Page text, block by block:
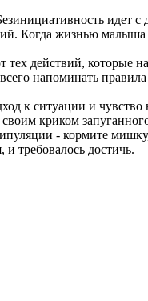
идет с
Когда жизнью
действий, которые
напоминать
к ситуации и
криком
- кормите
и требовалось достичь.